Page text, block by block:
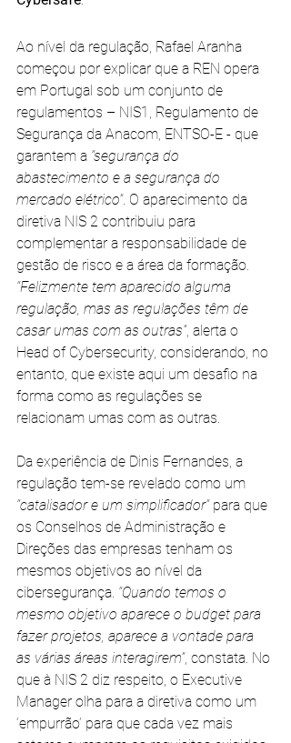
Ao nível da regulação, Rafael Aranha
começou por explicar que a REN opera
em Portugal sob um conjunto de
regulamentos – NIS1, Regulamento de
Segurança da Anacom, ENTSO-E - que
garantem a “segurança do
abastecimento e a segurança do
mercado elétrico”. O aparecimento da
diretiva NIS 2 contribuiu para
complementar a responsabilidade de
gestão de risco e a área da formação.
“Felizmente tem aparecido alguma
regulação, mas as regulações têm de
casar umas com as outras”, alerta o
Head of Cybersecurity, considerando, no
entanto, que existe aqui um desafio na
forma como as regulações se
relacionam umas com as outras.
Da experiência de Dinis Fernandes, a
regulação tem-se revelado como um
“catalisador e um simplificador” para que
os Conselhos de Administração e
Direções das empresas tenham os
mesmos objetivos ao nível da
cibersegurança. “Quando temos o
mesmo objetivo aparece o budget para
fazer projetos, aparece a vontade para
as várias áreas interagirem”, constata. No
que à NIS 2 diz respeito, o Executive
Manager olha para a diretiva como um
‘empurrão’ para que cada vez mais